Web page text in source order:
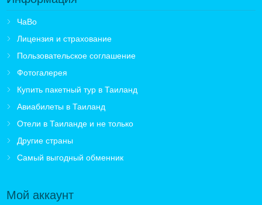
ЧаВо
Лицензия и страхование
Пользовательское соглашение
Фотогалерея
Купить пакетный тур в Таиланд
Авиабилеты в Таиланд
Отели в Таиланде и не только
Другие страны
Самый выгодный обменник
Мой аккаунт